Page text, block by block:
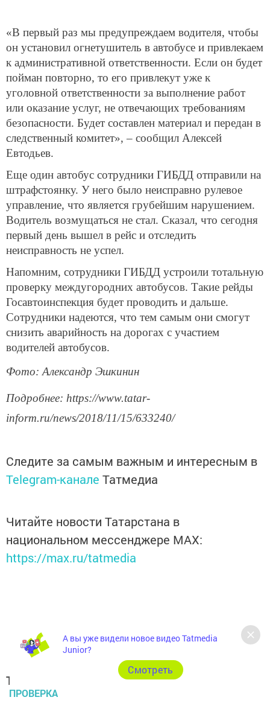
«В первый раз мы предупреждаем водителя, чтобы
он установил огнетушитель в автобусе и привлекаем
к административной ответственности. Если он будет
пойман повторно, то его привлекут уже к
уголовной ответственности за выполнение работ
или оказание услуг, не отвечающих требованиям
безопасности. Будет составлен материал и передан в
следственный комитет», – сообщил Алексей
Евтодьев.
Еще один автобус сотрудники ГИБДД отправили на
штрафстоянку. У него было неисправно рулевое
управление, что является грубейшим нарушением.
Водитель возмущаться не стал. Сказал, что сегодня
первый день вышел в рейс и отследить
неисправность не успел.
Напомним, сотрудники ГИБДД устроили тотальную
проверку междугородних автобусов. Такие рейды
Госавтоинспекция будет проводить и дальше.
Сотрудники надеются, что тем самым они смогут
снизить аварийность на дорогах с участием
водителей автобусов.
Фото: Александр Эшкинин
Подробнее: https://www.tatar-
inform.ru/news/2018/11/15/633240/
Следите за самым важным и интересным в
Telegram-канале Татмедиа
Читайте новости Татарстана в
национальном мессенджере MАХ:
https://max.ru/tatmedia
Теги:
ПРОВЕРКА
А вы уже видели новое видео Tatmedia
Junior?
Cмотреть